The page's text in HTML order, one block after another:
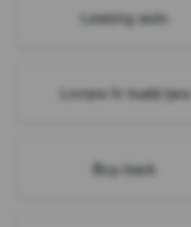
Leasing auto
Livrare în toată țara
Buy-back